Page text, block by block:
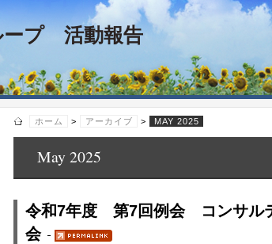
ープ 活動報告
ホーム > アーカイブ > MAY 2025
May 2025
令和7年度 第7回例会 コンサル
会